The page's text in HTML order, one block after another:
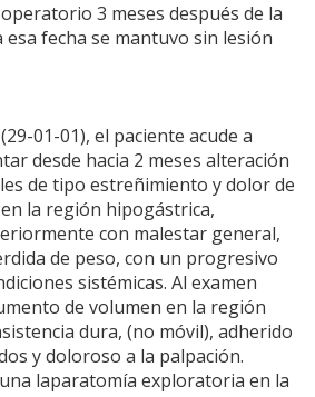
3 meses después de la
fecha se mantuvo sin lesión
01-01), el paciente acude a
desde hacia 2 meses alteración
de tipo estreñimiento y dolor de
la región hipogástrica,
con malestar general,
de peso, con un progresivo
sistémicas. Al examen
de volumen en la región
dura, (no móvil), adherido
y doloroso a la palpación.
laparatomía exploratoria en la